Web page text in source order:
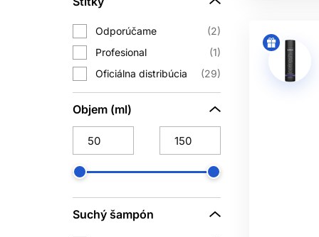
Po umytí používajte kondicionér
Pre ešte väčší objem
JE ŠAMPÓN
Závisí od typu vlasov a pokožky
Ak vám pravidelné umývanie
POMÔŽE
Odporúčame
2
Profesional
1
Oficiálna distribúcia
29
Objem (ml)
Suchý šampón